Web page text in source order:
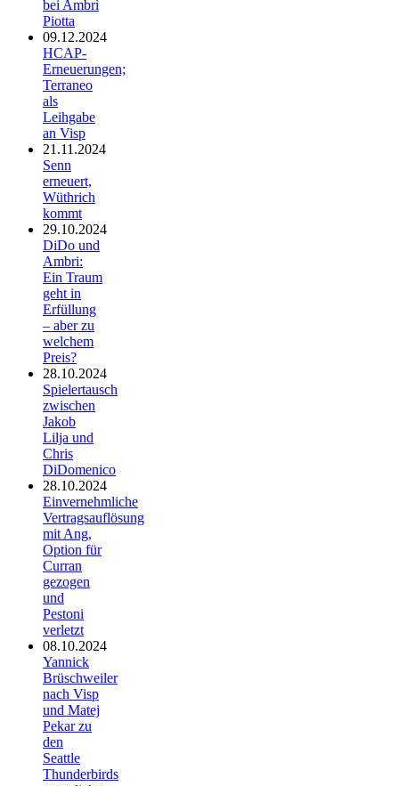
bei Ambrì
Piotta
09.12.2024
HCAP-
Erneuerungen;
Terraneo
als
Leihgabe
an Visp
21.11.2024
Senn
erneuert,
Wüthrich
kommt
29.10.2024
DiDo und
Ambri:
Ein Traum
geht in
Erfüllung
– aber zu
welchem
Preis?
28.10.2024
Spielertausch
zwischen
Jakob
Lilja und
Chris
DiDomenico
28.10.2024
Einvernehmliche
Vertragsauflösung
mit Ang,
Option für
Curran
gezogen
und
Pestoni
verletzt
08.10.2024
Yannick
Brüschweiler
nach Visp
und Matej
Pekar zu
den
Seattle
Thunderbirds